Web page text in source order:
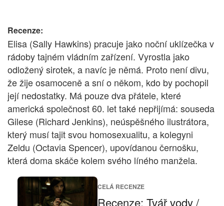
Recenze:
Elisa (Sally Hawkins) pracuje jako noční uklízečka v
rádoby tajném vládním zařízení. Vyrostla jako
odložený sirotek, a navíc je němá. Proto není divu,
že žije osamoceně a sní o někom, kdo by pochopil
její nedostatky. Má pouze dva přátele, které
americká společnost 60. let také nepřijímá: souseda
Gilese (Richard Jenkins), neúspěšného ilustrátora,
který musí tajit svou homosexualitu, a kolegyni
Zeldu (Octavia Spencer), upovídanou černošku,
která doma skáče kolem svého líného manžela.
CELÁ RECENZE
Recenze: Tvář vody /